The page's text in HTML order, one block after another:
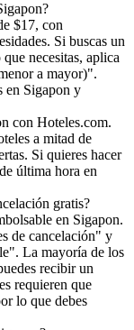
$17, con
Si buscas un
necesitas, aplica
a mayor)".
en Sigapon y
con Hoteles.com.
a mitad de
Si quieres hacer
última hora en
gratis?
en Sigapon.
de cancelación" y
La mayoría de los
recibir un
requieren que
lo que debes